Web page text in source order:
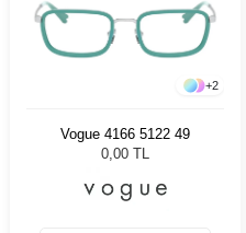
+2
Vogue 4166 5122 49
0,00 TL